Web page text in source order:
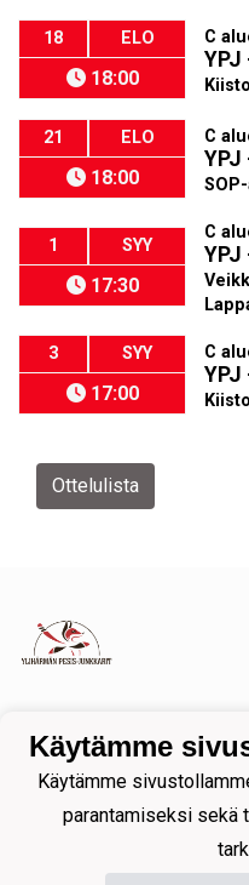
18 ELO
18:00
C
YPJ
21 ELO
18:00
C
YPJ
1 SYY
17:30
C
YPJ
3 SYY
17:00
C
YPJ
Ottelulista
Käytämme
Käytämme
parantamiseksi sekä